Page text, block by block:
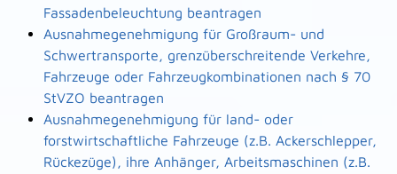
Fassadenbeleuchtung beantragen
Ausnahmegenehmigung für Großraum- und
Schwertransporte, grenzüberschreitende Verkehre,
Fahrzeuge oder Fahrzeugkombinationen nach § 70
StVZO beantragen
Ausnahmegenehmigung für land- oder
forstwirtschaftliche Fahrzeuge (z.B. Ackerschlepper,
Rückezüge), ihre Anhänger, Arbeitsmaschinen (z.B.